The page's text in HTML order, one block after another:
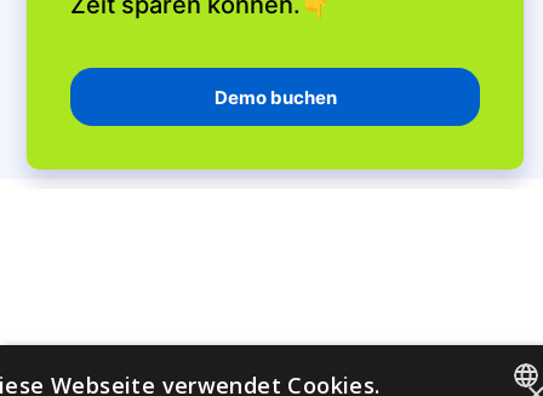
Datenschutzerklärung
Systemstatus
Webseite verwendet Cookies.